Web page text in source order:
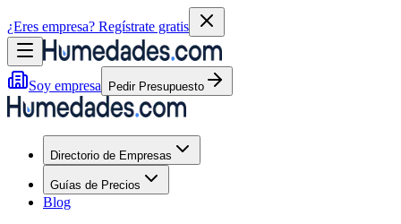
¿Eres empresa? Regístrate gratis
Soy empresa Pedir Presupuesto
Directorio de Empresas
Guías de Precios
Blog